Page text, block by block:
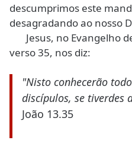
descumprimos este
desagradando ao nosso
Jesus, no Evangelho
verso 35, nos diz:
"Nisto conhecerão
discípulos, se tiverdes
João 13.35